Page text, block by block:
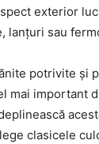
exterior
lanțuri sau
potrivite și
mai important
clasicele